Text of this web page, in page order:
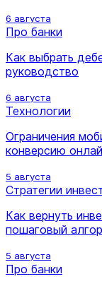
6 августа
Про банки
Как выбрать
руководство
6 августа
Технологии
Ограничения
конверсию
5 августа
Стратегии
Как вернуть
пошаговый
5 августа
Про банки